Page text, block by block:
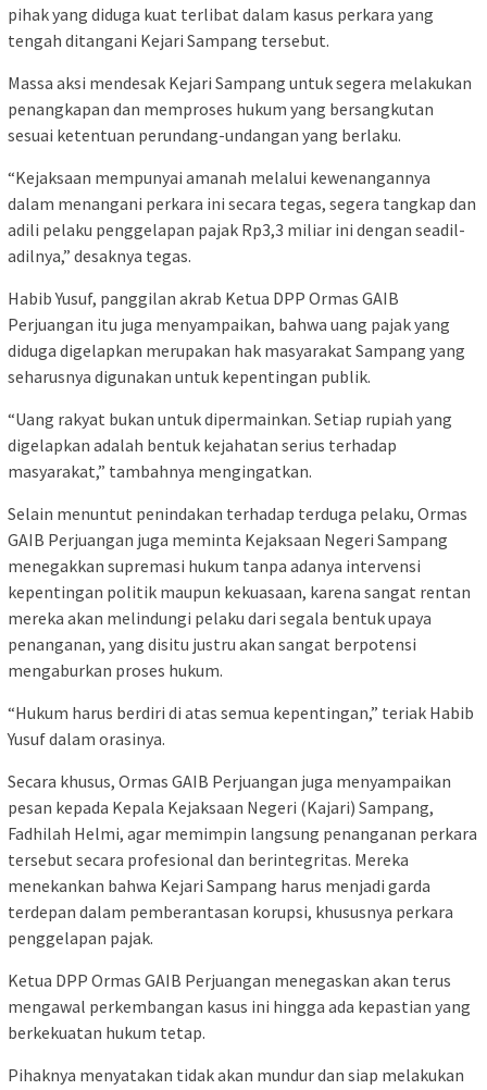
pihak yang diduga kuat terlibat dalam kasus perkara yang
tengah ditangani Kejari Sampang tersebut.
Massa aksi mendesak Kejari Sampang untuk segera melakukan
penangkapan dan memproses hukum yang bersangkutan
sesuai ketentuan perundang-undangan yang berlaku.
“Kejaksaan mempunyai amanah melalui kewenangannya
dalam menangani perkara ini secara tegas, segera tangkap dan
adili pelaku penggelapan pajak Rp3,3 miliar ini dengan seadil-
adilnya,” desaknya tegas.
Habib Yusuf, panggilan akrab Ketua DPP Ormas GAIB
Perjuangan itu juga menyampaikan, bahwa uang pajak yang
diduga digelapkan merupakan hak masyarakat Sampang yang
seharusnya digunakan untuk kepentingan publik.
“Uang rakyat bukan untuk dipermainkan. Setiap rupiah yang
digelapkan adalah bentuk kejahatan serius terhadap
masyarakat,” tambahnya mengingatkan.
Selain menuntut penindakan terhadap terduga pelaku, Ormas
GAIB Perjuangan juga meminta Kejaksaan Negeri Sampang
menegakkan supremasi hukum tanpa adanya intervensi
kepentingan politik maupun kekuasaan, karena sangat rentan
mereka akan melindungi pelaku dari segala bentuk upaya
penanganan, yang disitu justru akan sangat berpotensi
mengaburkan proses hukum.
“Hukum harus berdiri di atas semua kepentingan,” teriak Habib
Yusuf dalam orasinya.
Secara khusus, Ormas GAIB Perjuangan juga menyampaikan
pesan kepada Kepala Kejaksaan Negeri (Kajari) Sampang,
Fadhilah Helmi, agar memimpin langsung penanganan perkara
tersebut secara profesional dan berintegritas. Mereka
menekankan bahwa Kejari Sampang harus menjadi garda
terdepan dalam pemberantasan korupsi, khususnya perkara
penggelapan pajak.
Ketua DPP Ormas GAIB Perjuangan menegaskan akan terus
mengawal perkembangan kasus ini hingga ada kepastian yang
berkekuatan hukum tetap.
Pihaknya menyatakan tidak akan mundur dan siap melakukan